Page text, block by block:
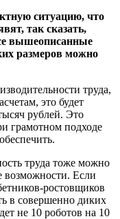
ситуацию, что
так сказать,
вышеописанные
размеров можно
труда,
это будет
рублей. Это
грамотном подходе
труда тоже можно
возможности. Если
ростовщиков
в совершенно диких
не 10 роботов на 10